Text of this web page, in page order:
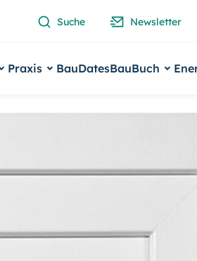
Suche Newsletter
Praxis BauDatesBauBuch